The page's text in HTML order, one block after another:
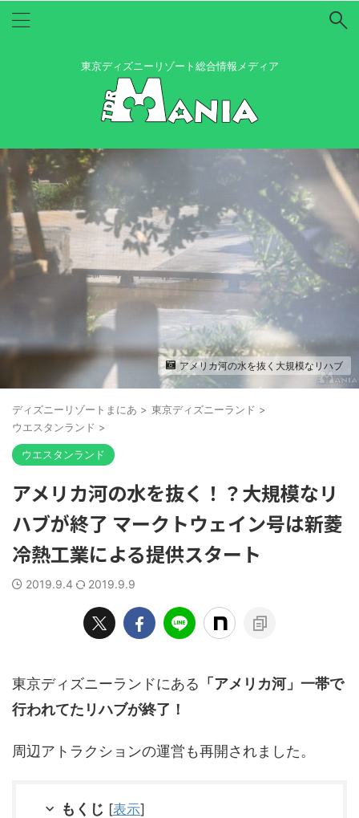
東京ディズニーリゾート総合情報メディア
アメリカ河の水を抜く大規模なリハブ
ディズニーリゾートまにあ > 東京ディズニーランド >
ウエスタンランド >
ウエスタンランド
アメリカ河の水を抜く！？大規模なリ
ハブが終了 マークトウェイン号は新菱
冷熱工業による提供スタート
2019.9.4 2019.9.9
東京ディズニーランドにある 「アメリカ河」一帯で
行われてたリハブが終了！
周辺アトラクションの運営も再開されました。
もくじ [表示]